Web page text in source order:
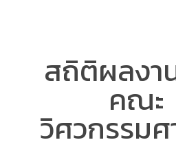
สถิติผลงา
คณะ
วิศวกรรม